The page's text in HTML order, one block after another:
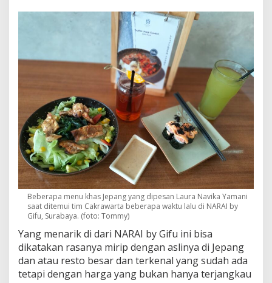
Beberapa menu khas Jepang yang dipesan Laura Navika Yamani
saat ditemui tim Cakrawarta beberapa waktu lalu di NARAI by
Gifu, Surabaya. (foto: Tommy)
Yang menarik di dari NARAI by Gifu ini bisa
dikatakan rasanya mirip dengan aslinya di Jepang
dan atau resto besar dan terkenal yang sudah ada
tetapi dengan harga yang bukan hanya terjangkau